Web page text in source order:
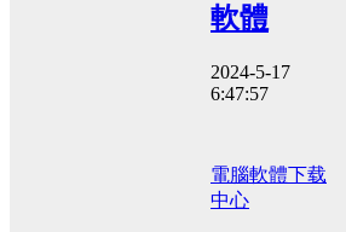
軟體
2024-5-17
6:47:57
電腦軟體下载
中心